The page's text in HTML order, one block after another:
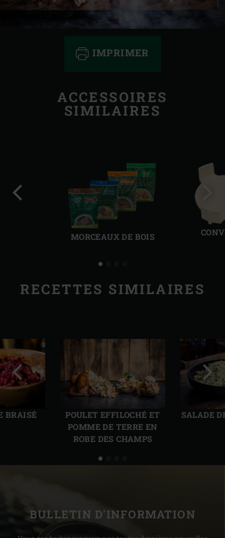
IMPRIMER
ACCESSOIRES
SIMILAIRES
MORCEAUX DE BOIS
RECETTES SIMILAIRES
BRAISÉ
POULET EFFILOCHÉ ET
POMME DE TERRE EN
ROBE DES CHAMPS
SALADE
BULLETIN D'INFORMATION